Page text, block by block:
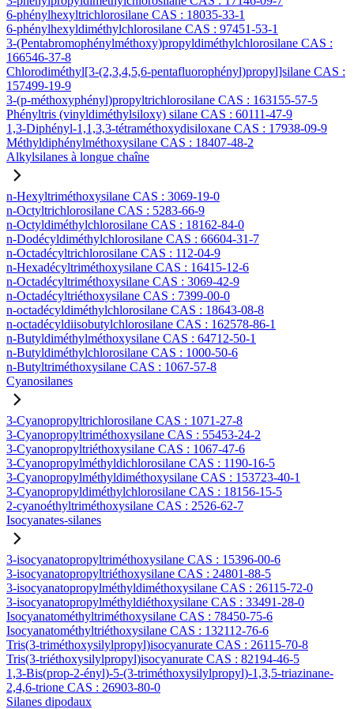
6-phénylhexyltrichlorosilane CAS : 18035-33-1
6-phénylhexyldiméthylchlorosilane CAS : 97451-53-1
3-(Pentabromophénylméthoxy)propyldiméthylchlorosilane CAS :
166546-37-8
Chlorodiméthyl[3-(2,3,4,5,6-pentafluorophényl)propyl]silane CAS :
157499-19-9
3-(p-méthoxyphényl)propyltrichlorosilane CAS : 163155-57-5
Phényltris (vinyldiméthylsiloxy) silane CAS : 60111-47-9
1,3-Diphényl-1,1,3,3-tétraméthoxydisiloxane CAS : 17938-09-9
Méthyldiphénylméthoxysilane CAS : 18407-48-2
Alkylsilanes à longue chaîne
n-Hexyltriméthoxysilane CAS : 3069-19-0
n-Octyltrichlorosilane CAS : 5283-66-9
n-Octyldiméthylchlorosilane CAS : 18162-84-0
n-Dodécyldiméthylchlorosilane CAS : 66604-31-7
n-Octadécyltrichlorosilane CAS : 112-04-9
n-Hexadécyltriméthoxysilane CAS : 16415-12-6
n-Octadécyltriméthoxysilane CAS : 3069-42-9
n-Octadécyltriéthoxysilane CAS : 7399-00-0
n-octadécyldiméthylchlorosilane CAS : 18643-08-8
n-octadécyldiisobutylchlorosilane CAS : 162578-86-1
n-Butyldiméthylméthoxysilane CAS : 64712-50-1
n-Butyldiméthylchlorosilane CAS : 1000-50-6
n-Butyltriméthoxysilane CAS : 1067-57-8
Cyanosilanes
3-Cyanopropyltrichlorosilane CAS : 1071-27-8
3-Cyanopropyltriméthoxysilane CAS : 55453-24-2
3-Cyanopropyltriéthoxysilane CAS : 1067-47-6
3-Cyanopropylméthyldichlorosilane CAS : 1190-16-5
3-Cyanopropylméthyldiméthoxysilane CAS : 153723-40-1
3-Cyanopropyldiméthylchlorosilane CAS : 18156-15-5
2-cyanoéthyltriméthoxysilane CAS : 2526-62-7
Isocyanates-silanes
3-isocyanatopropyltriméthoxysilane CAS : 15396-00-6
3-isocyanatopropyltriéthoxysilane CAS : 24801-88-5
3-isocyanatopropylméthyldiméthoxysilane CAS : 26115-72-0
3-isocyanatopropylméthyldiéthoxysilane CAS : 33491-28-0
Isocyanatométhyltriméthoxysilane CAS : 78450-75-6
Isocyanatométhyltriéthoxysilane CAS : 132112-76-6
Tris(3-triméthoxysilylpropyl)isocyanurate CAS : 26115-70-8
Tris(3-triéthoxysilylpropyl)isocyanurate CAS : 82194-46-5
1,3-Bis(prop-2-ényl)-5-(3-triméthoxysilylpropyl)-1,3,5-triazinane-
2,4,6-trione CAS : 26903-80-0
Silanes dipodaux